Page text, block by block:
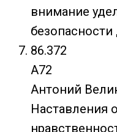
внимание
безопасности
86.372
А72
Антоний
Наставления